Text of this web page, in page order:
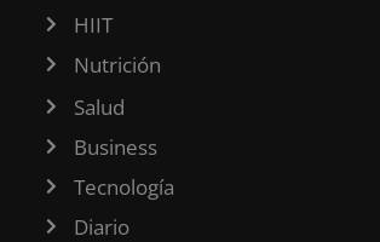
HIIT
Nutrición
Salud
Business
Tecnología
Diario